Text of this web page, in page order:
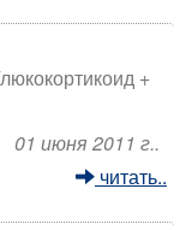
+
01 июня 2011 г..
читать..